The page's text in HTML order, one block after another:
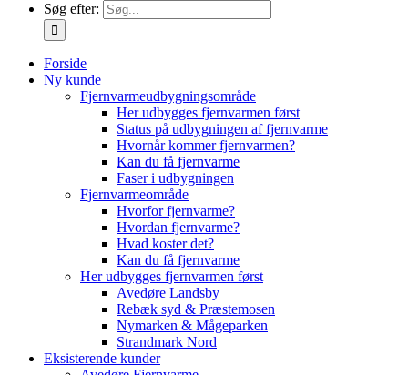
Søg efter:
Forside
Ny kunde
Fjernvarmeudbygningsområde
Her udbygges fjernvarmen først
Status på udbygningen af fjernvarme
Hvornår kommer fjernvarmen?
Kan du få fjernvarme
Faser i udbygningen
Fjernvarmeområde
Hvorfor fjernvarme?
Hvordan fjernvarme?
Hvad koster det?
Kan du få fjernvarme
Her udbygges fjernvarmen først
Avedøre Landsby
Rebæk syd & Præstemosen
Nymarken & Mågeparken
Strandmark Nord
Eksisterende kunder